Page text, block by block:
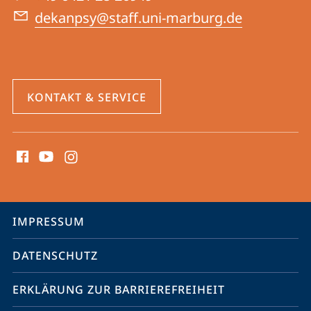
dekanpsy@staff.uni-marburg.de
KONTAKT & SERVICE
Media
Service-
Navigation
IMPRESSUM
DATENSCHUTZ
ERKLÄRUNG ZUR BARRIEREFREIHEIT